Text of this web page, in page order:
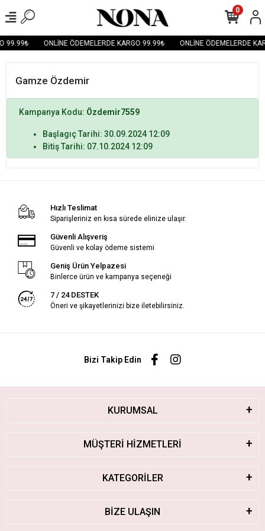
99.99₺ ONLİNE ÖDEMELERDE KARGO 99.99₺ ONLİNE ÖDEMELERDE
0
Gamze Özdemir
Kampanya Kodu: Özdemir7559
Başlagıç Tarihi: 30.09.2024 12:09
Bitiş Tarihi: 07.10.2024 12:09
Hızlı Teslimat
Siparişleriniz en kısa sürede elinize ulaşır.
Güvenli Alışveriş
Güvenli ve kolay ödeme sistemi
Geniş Ürün Yelpazesi
Binlerce ürün ve kampanya seçeneği
7 / 24 DESTEK
Öneri ve şikayetlerinizi bize iletebilirsiniz.
Bizi Takip Edin
KURUMSAL
MÜŞTERİ HİZMETLERİ
KATEGORİLER
BİZE ULAŞIN